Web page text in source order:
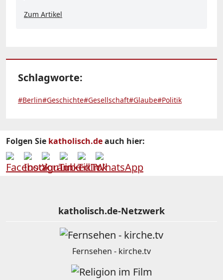
Zum Artikel
Schlagworte:
#Berlin#Geschichte#Gesellschaft#Glaube#Politik
Folgen Sie katholisch.deauch hier:
katholisch.de-Netzwerk
Fernsehen - kirche.tv